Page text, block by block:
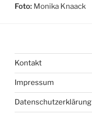
Foto: Monika Knaack
Kontakt
Impressum
Datenschutzerklärung